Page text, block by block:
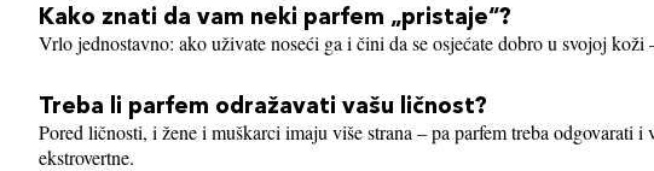
Kako znati da vam neki parfem „pristaje“?
Vrlo jednostavno: ako uživate noseći ga i čini da se osjećate dobro u svojoj
Treba li parfem odražavati vašu ličnost?
Pored ličnosti, i žene i muškarci imaju više strana – pa parfem treba odgovarati
ekstrovertne.